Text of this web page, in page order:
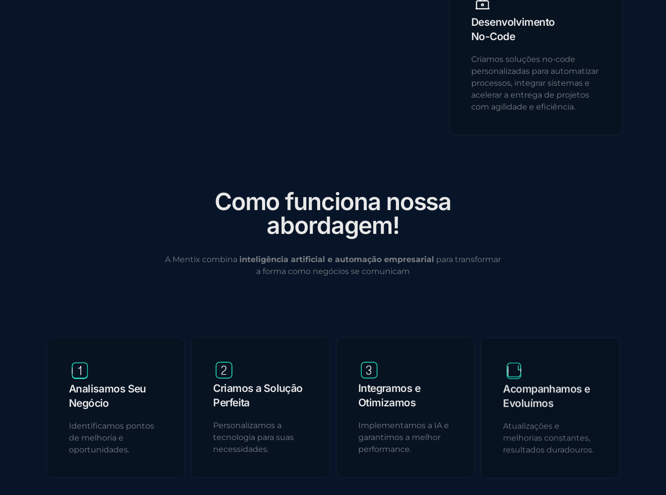
Desenvolvimento
No-Code
Criamos soluções no-code
personalizadas para automatizar
processos, integrar sistemas e
acelerar a entrega de projetos
com agilidade e eficiência.
Comofunciona nossa
abordagem!
A Mentix combina inteligência artificial e automação empresarial para transformar
a forma como negócios se comunicam
Analisamos Seu
Negócio
Identificamos pontos
de melhoria e
oportunidades.
Criamos a Solução
Perfeita
Personalizamos a
tecnologia para suas
necessidades.
Integramos e
Otimizamos
Implementamos a IA e
garantimos a melhor
performance.
Acompanhamos e
Evoluímos
Atualizações e
melhorias constantes,
resultados duradouros.